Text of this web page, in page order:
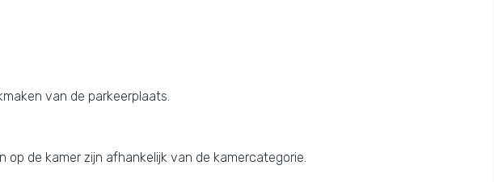
van de parkeerplaats.
op de kamer zijn afhankelijk van de kamercategorie.